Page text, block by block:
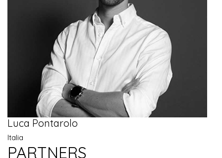
Luca Pontarolo
Italia
PARTNERS